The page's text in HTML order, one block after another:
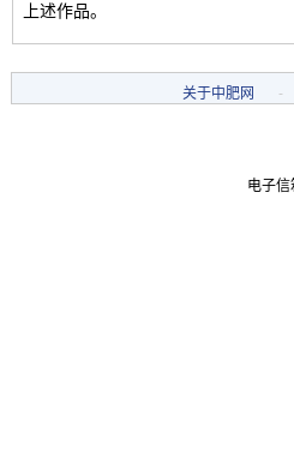
上述作品。
关于中肥网 -
电子